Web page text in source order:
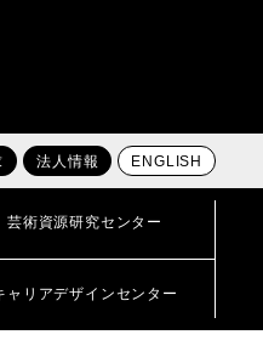
法人情報 ENGLISH
芸術資源研究センター
ャリアデザインセンター